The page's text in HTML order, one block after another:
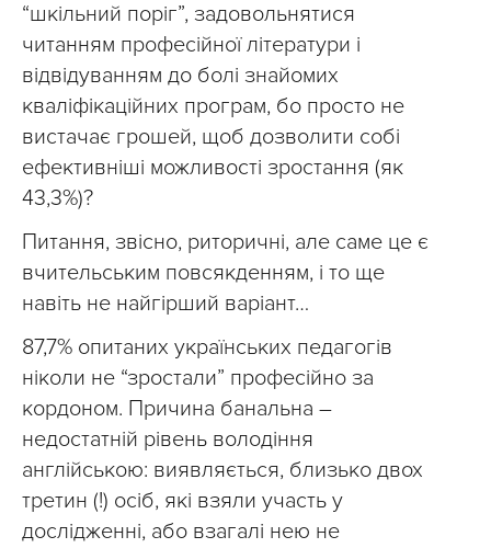
“шкільний поріг”, задовольнятися
читанням професійної літератури і
відвідуванням до болі знайомих
кваліфікаційних програм, бо просто не
вистачає грошей, щоб дозволити собі
ефективніші можливості зростання (як
43,3%)?
Питання, звісно, риторичні, але саме це є
вчительським повсякденням, і то ще
навіть не найгірший варіант…
87,7% опитаних українських педагогів
ніколи не “зростали” професійно за
кордоном. Причина банальна –
недостатній рівень володіння
англійською: виявляється, близько двох
третин (!) осіб, які взяли участь у
дослідженні, або взагалі нею не